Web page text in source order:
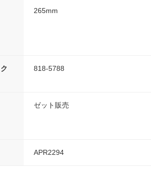
265mm
818-5788
ゼット販売
APR2294